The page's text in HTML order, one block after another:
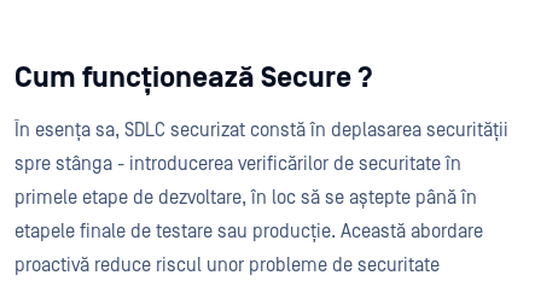
Cum funcționează Secure ?
În esența sa, SDLC securizat constă în deplasarea securității
spre stânga - introducerea verificărilor de securitate în
primele etape de dezvoltare, în loc să se aștepte până în
etapele finale de testare sau producție. Această abordare
proactivă reduce riscul unor probleme de securitate